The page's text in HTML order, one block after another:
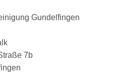
Gundelfingen
7b